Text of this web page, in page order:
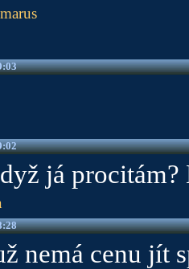
já
nemá cenu jít